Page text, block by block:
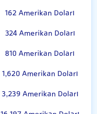
162 Amerikan Doları
324 Amerikan Doları
810 Amerikan Doları
1,620 Amerikan Doları
3,239 Amerikan Doları